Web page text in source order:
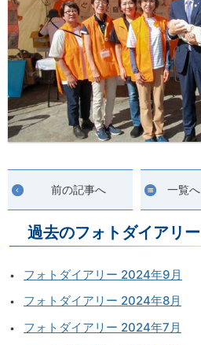
前の記事へ 一覧へ
過去のフォトダイアリー
フォトダイアリー 2024年9月
フォトダイアリー 2024年8月
フォトダイアリー 2024年7月